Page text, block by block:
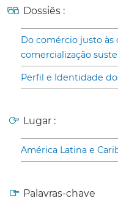
Dossiês :
Do comércio justo às
comercialização
Perfil e Identidade
Lugar :
América Latina e
Palavras-chave